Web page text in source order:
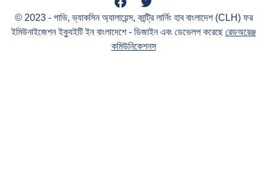
© 2023 - গাভি, ভ্যাকসিন অ্যালায়েন্স, কান্ট্রি লার্নিং হাব বাংলাদেশ (CLH) ফর
ইমিউনাইজেশন ইক্যুইটি ইন বাংলাদেশে - ডিজাইন এবং ডেভেলপ করেছেরেডঅরেঞ্জ
কমিউনিকেশনস